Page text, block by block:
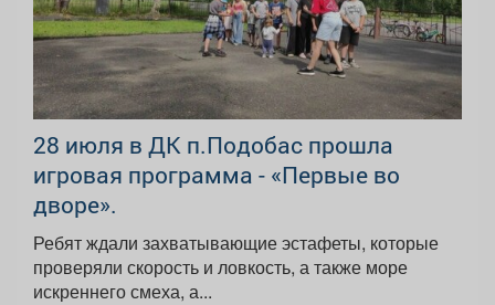
28 июля в ДК п.Подобас прошла
игровая программа - «Первые во
дворе».
Ребят ждали захватывающие эстафеты, которые
проверяли скорость и ловкость, а также море
искреннего смеха, а...